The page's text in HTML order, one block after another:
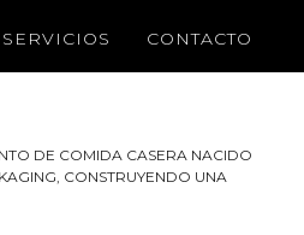
SERVICIOS CONTACTO
DE COMIDA CASERA NACIDO
CONSTRUYENDO UNA